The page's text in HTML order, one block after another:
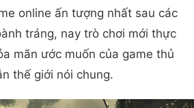
online ấn tượng nhất sau các
tráng, nay trò chơi mới thực
mãn ước muốn của game thủ
thế giới nói chung.